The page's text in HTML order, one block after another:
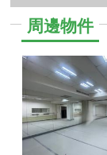
周邊物件